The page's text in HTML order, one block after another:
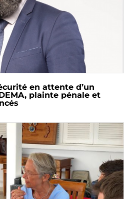
en attente d’un
plainte pénale et